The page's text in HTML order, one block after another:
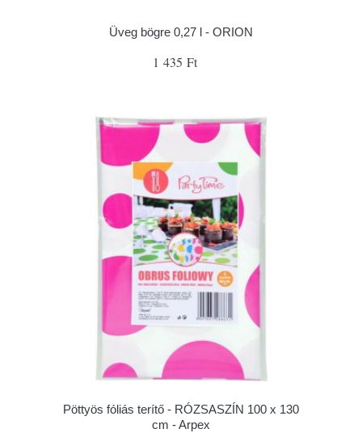
Üveg bögre 0,27 l - ORION
1 435 Ft
Pöttyös fóliás terítő - RÓZSASZÍN 100 x 130
cm - Arpex